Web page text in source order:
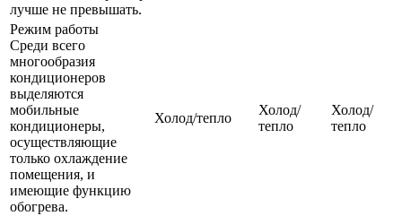
лучше не превышать.
Режим работы
Среди всего
многообразия
кондиционеров
выделяются
мобильные
кондиционеры,
осуществляющие
только охлаждение
помещения, и
имеющие функцию
обогрева.
Холод/тепло
Холод/
тепло
Холод/
тепло